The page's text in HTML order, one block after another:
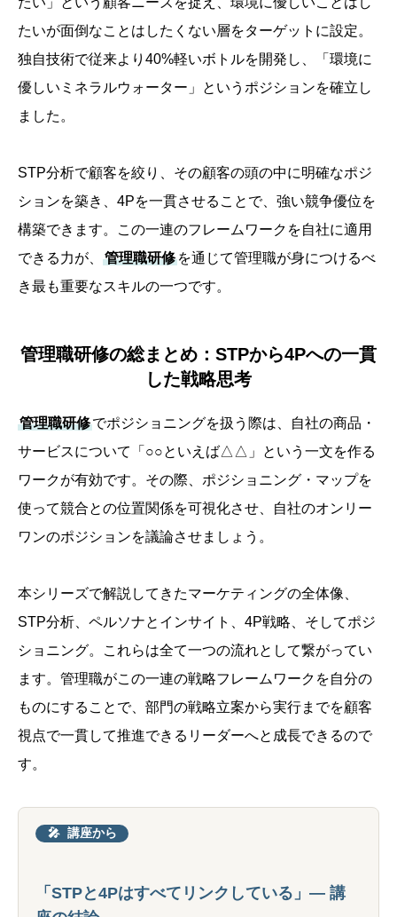
たいが面倒なことはしたくない層をターゲットに設定。
独自技術で従来より40%軽いボトルを開発し、「環境に
優しいミネラルウォーター」というポジションを確立し
ました。
STP分析で顧客を絞り、その顧客の頭の中に明確なポジ
ションを築き、4Pを一貫させることで、強い競争優位を
構築できます。この一連のフレームワークを自社に適用
できる力が、
管理職研修 を通じて管理職が身につけるべ
き最も重要なスキルの一つです。
管理職研修の総まとめ：STPから4Pへの一貫
した戦略思考
管理職研修でポジショニングを扱う際は、自社の商品・
サービスについて「○○といえば△△」という一文を作る
ワークが有効です。その際、ポジショニング・マップを
使って競合との位置関係を可視化させ、自社のオンリー
ワンのポジションを議論させましょう。
本シリーズで解説してきたマーケティングの全体像、
STP分析、ペルソナとインサイト、4P戦略、そしてポジ
ショニング。これらは全て一つの流れとして繋がってい
ます。管理職がこの一連の戦略フレームワークを自分の
ものにすることで、部門の戦略立案から実行までを顧客
視点で一貫して推進できるリーダーへと成長できるので
す。
🎤 講座から
「STPと4Pはすべてリンクしている」― 講